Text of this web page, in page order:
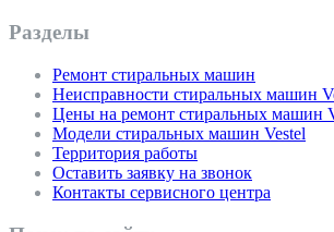
Разделы
Ремонт стиральных машин
Неисправности стиральных машин
Цены на ремонт стиральных машин
Модели стиральных машин Vestel
Территория работы
Оставить заявку на звонок
Контакты сервисного центра